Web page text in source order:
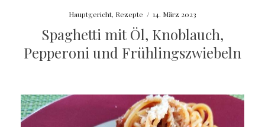
Hauptgericht, Rezepte / 14. März 2023
Spaghetti mit Öl, Knoblauch,
Pepperoni und Frühlingszwiebeln